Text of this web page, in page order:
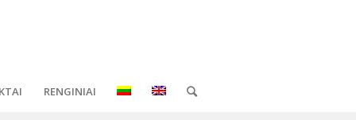
RENGINIAI